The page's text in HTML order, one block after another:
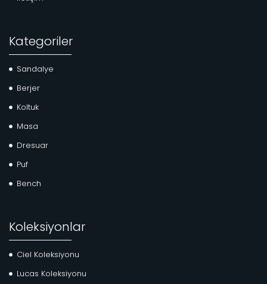
Kategoriler
Sandalye
Berjer
Koltuk
Masa
Dresuar
Puf
Bench
Koleksiyonlar
Ciel Koleksiyonu
Lucas Koleksiyonu